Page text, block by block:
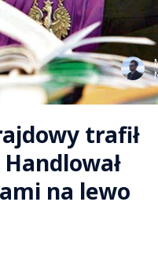
trafił
na lewo